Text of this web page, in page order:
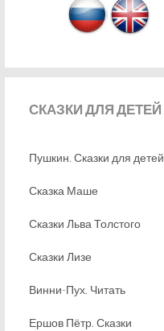
СКАЗКИДЛЯ ДЕТЕЙ
Пушкин. Сказки для детей
Сказка Маше
Сказки Льва Толстого
Сказки Лизе
Винни-Пух. Читать
Ершов Пётр. Сказки